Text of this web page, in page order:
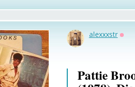
alexxxstr
Pattie